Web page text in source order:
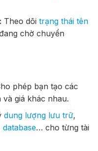
Theo dõi trạng thái tên
chờ chuyển
phép bạn tạo các
giá khác nhau.
dung lượng lưu trữ,
database… cho từng tài